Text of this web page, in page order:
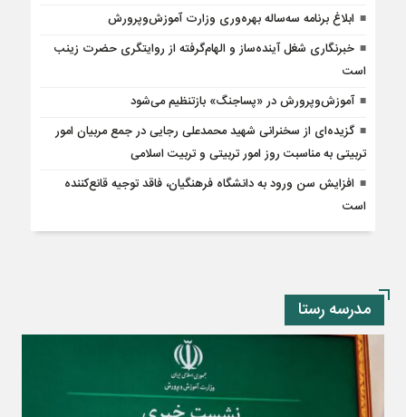
ابلاغ برنامه سه‌ساله بهره‌وری وزارت آموزش‌وپرورش
خبرنگاری شغل آینده‌ساز و الهام‌گرفته از روایتگری حضرت زینب
است
آموزش‌وپرورش در «پسا‌جنگ» بازتنظیم می‌شود
گزیده‌ای از سخنرانی شهید محمدعلی رجایی در جمع مربیان امور
تربیتی به مناسبت روز امور تربیتی و تربیت اسلامی
افزایش سن ورود به دانشگاه فرهنگیان، فاقد توجیه قانع‌کننده
است
مدرسه رستا